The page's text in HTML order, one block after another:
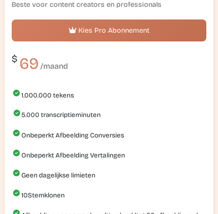
Beste voor content creators en professionals
Kies Pro Abonnement
$ 69 /maand
1.000.000 tekens
5.000 transcriptieminuten
Onbeperkt Afbeelding Conversies
Onbeperkt Afbeelding Vertalingen
Geen dagelijkse limieten
10Stemklonen